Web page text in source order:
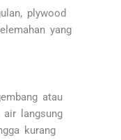
plywood
yang
atau
langsung
kurang